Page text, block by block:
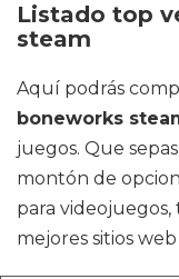
Listado top
steam
Aquí podrás
boneworks
juegos. Que
montón de
para
mejores sitios